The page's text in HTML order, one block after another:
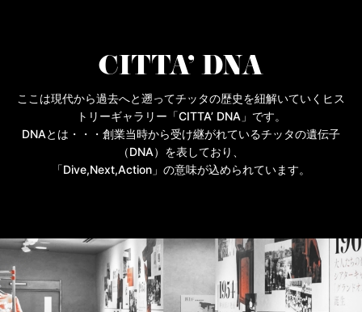
CITTA’ DNA
ここは現代から過去へと遡ってチッタの歴史を紐解いていくヒス
トリーギャラリー「CITTA’ DNA」です。
DNAとは・・・創業当時から受け継がれているチッタの遺伝子
（DNA）を表しており、
「Dive,Next,Action」の意味が込められています。